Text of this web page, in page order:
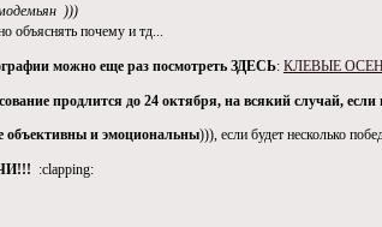
)))
объяснять почему и тд...
можно еще раз посмотреть ЗДЕСЬ: КЛЕВЫЕ
продлится до 24 октября, на всякий случай, если
объективны и эмоциональны))), если будет несколько
:clapping: